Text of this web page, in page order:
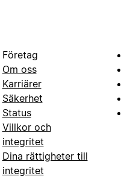
Företag
Om oss
Karriärer
Säkerhet
Status
Villkor och
integritet
Dina rättigheter till
integritet